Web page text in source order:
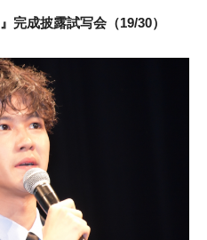
』完成披露試写会（19/30）